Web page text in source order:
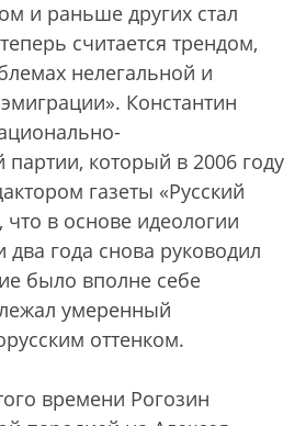
и раньше других стал
считается трендом,
нелегальной и
Константин
партии, который в 2006 году
газеты «Русский
в основе идеологии
года снова руководил
было вполне себе
умеренный
оттенком.
времени Рогозин